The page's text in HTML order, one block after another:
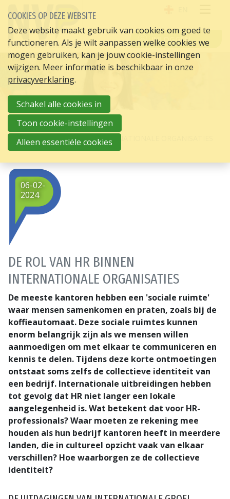
INLOGGEN
HOME
HR ACTUEEL
DE ROL VAN HR BINNEN INTERNATIONALE ORGANISATIES
DE ROL VAN HR BINNEN
INTERNATIONALE ORGANISATIES
06-02-
2024
De meeste kantoren hebben een 'sociale ruimte'
waar mensen samenkomen en praten, zoals bij de
koffieautomaat. Deze sociale ruimtes kunnen
enorm belangrijk zijn als we mensen willen
aanmoedigen om met elkaar te communiceren en
kennis te delen. Tijdens deze korte ontmoetingen
ontstaat soms zelfs de collectieve identiteit van
een bedrijf. Internationale uitbreidingen hebben
tot gevolg dat HR niet langer een lokale
aangelegenheid is. Wat betekent dat voor HR-
professionals? Waar moeten ze rekening mee
houden als hun bedrijf kantoren heeft in meerdere
landen, die in cultureel opzicht vaak van elkaar
verschillen? Hoe waarborgen ze de collectieve
identiteit?
COOKIES OP DEZE WEBSITE
Deze website maakt gebruik van cookies om goed te
functioneren. Als je wilt aanpassen welke cookies we
mogen gebruiken, kan je jouw cookie-instellingen
wijzigen. Meer informatie is beschikbaar in onze
privacyverklaring.
Schakel alle cookies in
Toon cookie-instellingen
Alleen essentiële cookies